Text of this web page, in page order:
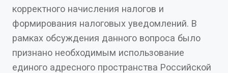
корректного начисления налогов и
формирования налоговых уведомлений. В
рамках обсуждения данного вопроса было
признано необходимым использование
единого адресного пространства Российской